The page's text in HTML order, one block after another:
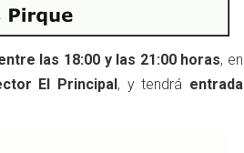
las 18:00 y las 21:00 horas, en
El Principal, y tendrá entrada